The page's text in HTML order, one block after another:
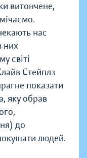
витончене,
нас
них
світі
Стейплз
показати
яку обрав
до
людей.